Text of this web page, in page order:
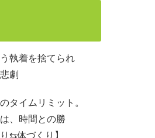
執着を捨てられ
劇
タイムリミット。
、時間との勝
⇆体づくり】